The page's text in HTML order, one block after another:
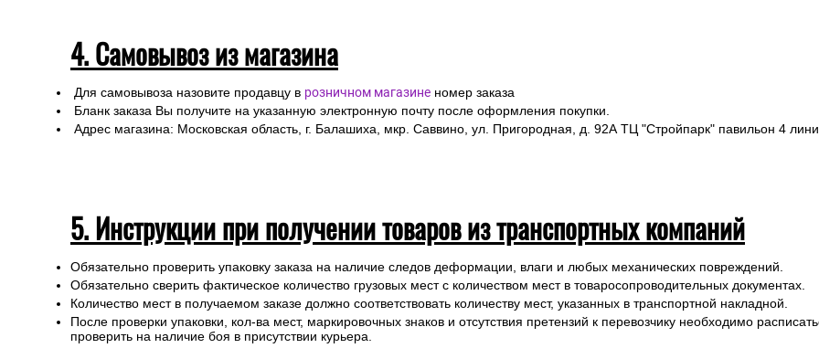
4. Самовывоз из магазина
Для самовывоза назовите продавцу в розничном магазине номер заказа
Бланк заказа Вы получите на указанную электронную почту после оформления покупки.
Адрес магазина: Московская область, г. Балашиха, мкр. Саввино, ул. Пригородная, д. 92А ТЦ "Стройпарк" павильон 4
5. Инструкции при получении товаров из транспортных компаний
Обязательно проверить упаковку заказа на наличие следов деформации, влаги и любых механических повреждений.
Обязательно сверить фактическое количество грузовых мест с количеством мест в товаросопроводительных документах.
Количество мест в получаемом заказе должно соответствовать количеству мест, указанных в транспортной накладной.
После проверки упаковки, кол-ва мест, маркировочных знаков и отсутствия претензий к перевозчику необходимо
проверить на наличие боя в присутствии курьера.